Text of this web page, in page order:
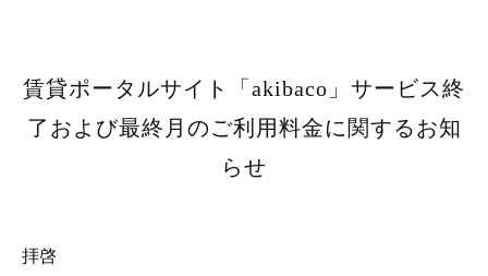
賃貸ポータルサイト「akibaco」サービス終
了および最終月のご利用料金に関するお知
らせ
拝啓